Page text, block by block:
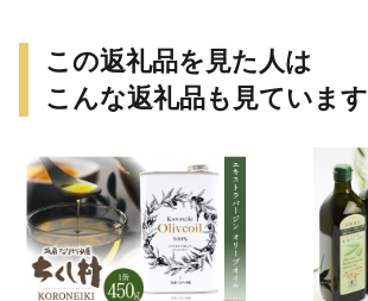
この返礼品を見た人は
こんな返礼品も見ています